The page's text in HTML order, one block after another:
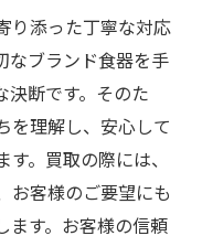
り添った丁寧な対応
なブランド食器を手
決断です。そのた
を理解し、安心して
。買取の際には、
お客様のご要望にも
ます。お客様の信頼